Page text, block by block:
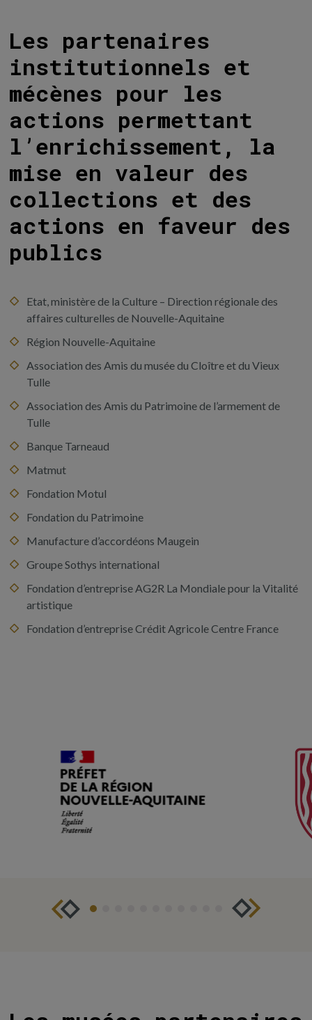
Les partenaires
institutionnels et
mécènes pour les
actions permettant
l’enrichissement, la
mise en valeur des
collections et des
actions en faveur des
publics
Etat, ministère de la Culture – Direction régionale des
affaires culturelles de Nouvelle-Aquitaine
Région Nouvelle-Aquitaine
Association des Amis du musée du Cloître et du Vieux
Tulle
Association des Amis du Patrimoine de l’armement de
Tulle
Banque Tarneaud
Matmut
Fondation Motul
Fondation du Patrimoine
Manufacture d’accordéons Maugein
Groupe Sothys international
Fondation d’entreprise AG2R La Mondiale pour la Vitalité
artistique
Fondation d’entreprise Crédit Agricole Centre France